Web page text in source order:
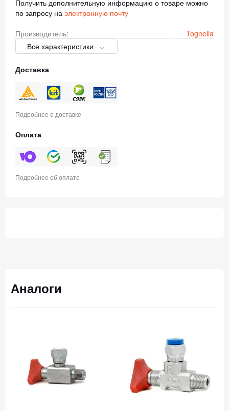
Получить дополнительную информацию о товаре можно
по запросу на электронную почту
Производитель:
Tognella
Все характеристики
Доставка
Подробнее о доставке
Оплата
Подробнее об оплате
Аналоги